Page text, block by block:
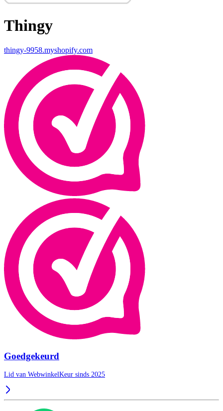
Thingy
thingy-9958.myshopify.com
Goedgekeurd
Lid van WebwinkelKeur sinds 2025